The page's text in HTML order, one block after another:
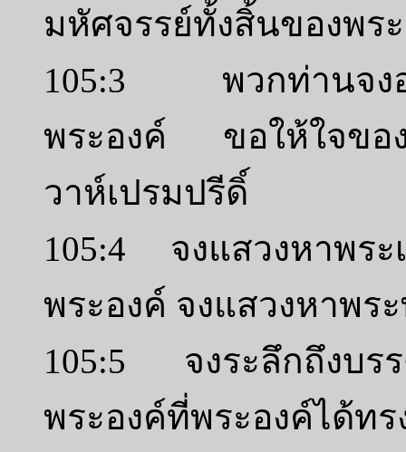
มหัศจรรย์ทั้งสิ้นของพร
105:3 พวกท่านจงอ
พระองค์ ขอให้ใจของ
วาห์เปรมปรีดิ์
105:4 จงแสวงหาพร
พระองค์ จงแสวงหาพร
105:5 จงระลึกถึงบร
พระองค์ที่พระองค์ได้ท